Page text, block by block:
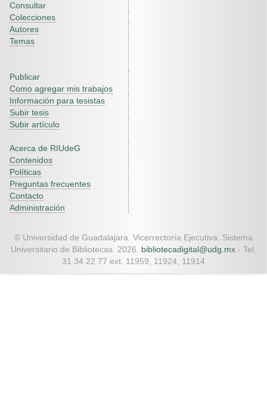
Consultar
Colecciones
Autores
Temas
Publicar
Como agregar mis trabajos
Información para tesistas
Subir tesis
Subir artículo
Acerca de RIUdeG
Contenidos
Políticas
Preguntas frecuentes
Contacto
Administración
© Universidad de Guadalajara. Vicerrectoría Ejecutiva. Sistema
Universitario de Bibliotecas. 2026. bibliotecadigital@udg.mx - Tel.
31 34 22 77 ext. 11959, 11924, 11914